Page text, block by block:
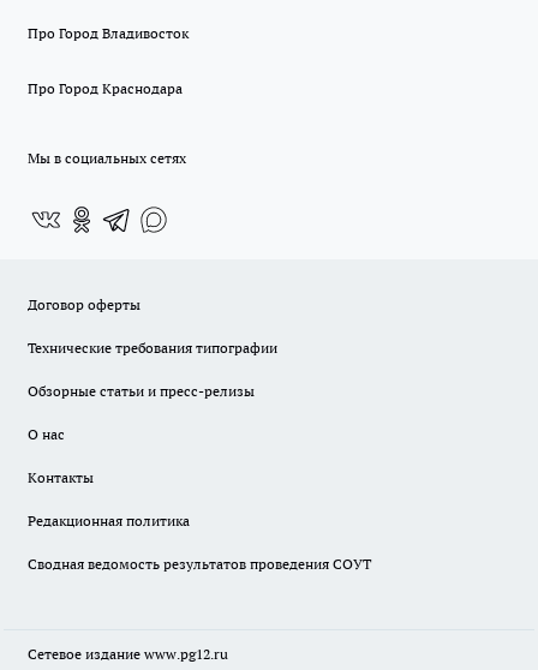
Про Город Владивосток
Про Город Краснодара
Мы в социальных сетях
Договор оферты
Технические требования типографии
Обзорные статьи и пресс-релизы
О нас
Контакты
Редакционная политика
Сводная ведомость результатов проведения СОУТ
Сетевое издание www.pg12.ru